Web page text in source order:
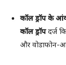
कॉल ड्रॉप के
कॉल ड्रॉपदर्ज
और वोडाफोन-